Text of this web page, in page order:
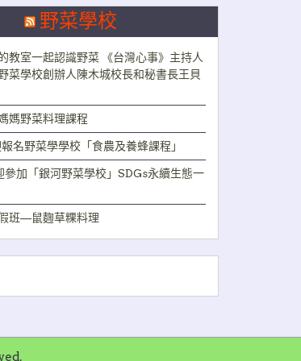
野菜學校
教室一起認識野菜 《台灣心事》主持人
菜學校創辦人陳木城校長和秘書長王貝
媽野菜料理課程
名野菜學學校「食農及養蜂課程」
參加「銀河野菜學校」SDGs永續生態一
班—鼠麴草粿料理